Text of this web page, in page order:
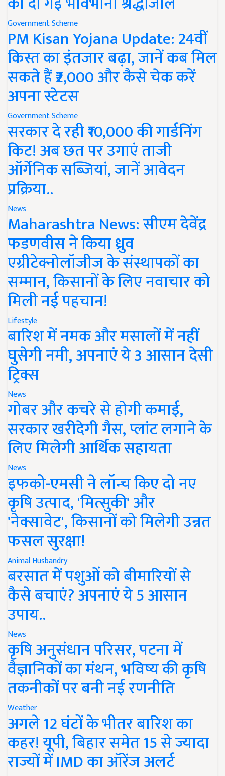
Government Scheme
PM Kisan Yojana Update: 24वीं
किस्त का इंतजार बढ़ा, जानें कब मिल
सकते हैं ₹2,000 और कैसे चेक करें
अपना स्टेटस
Government Scheme
सरकार दे रही ₹10,000 की गार्डनिंग
किट! अब छत पर उगाएं ताजी
ऑर्गेनिक सब्जियां, जानें आवेदन
प्रक्रिया..
News
Maharashtra News: सीएम देवेंद्र
फडणवीस ने किया ध्रुव
एग्रीटेक्नोलॉजीज के संस्थापकों का
सम्मान, किसानों के लिए नवाचार को
मिली नई पहचान!
Lifestyle
बारिश में नमक और मसालों में नहीं
घुसेगी नमी, अपनाएं ये 3 आसान देसी
ट्रिक्स
News
गोबर और कचरे से होगी कमाई,
सरकार खरीदेगी गैस, प्लांट लगाने के
लिए मिलेगी आर्थिक सहायता
News
इफको-एमसी ने लॉन्च किए दो नए
कृषि उत्पाद, 'मित्सुकी' और
'नेक्सावेट', किसानों को मिलेगी उन्नत
फसल सुरक्षा!
Animal Husbandry
बरसात में पशुओं को बीमारियों से
कैसे बचाएं? अपनाएं ये 5 आसान
उपाय..
News
कृषि अनुसंधान परिसर, पटना में
वैज्ञानिकों का मंथन, भविष्य की कृषि
तकनीकों पर बनी नई रणनीति
Weather
अगले 12 घंटों के भीतर बारिश का
कहर! यूपी, बिहार समेत 15 से ज्यादा
राज्यों में IMD का ऑरेंज अलर्ट